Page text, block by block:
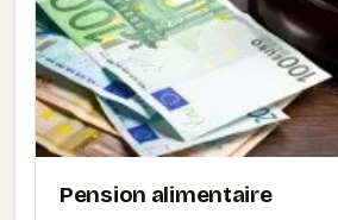
Pension alimentaire